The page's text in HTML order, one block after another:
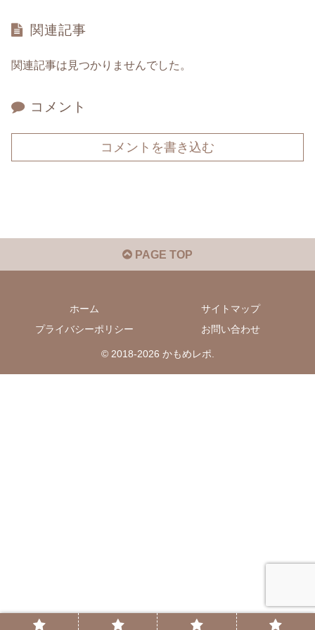
関連記事
関連記事は見つかりませんでした。
コメント
コメントを書き込む
PAGE TOP
ホーム
サイトマップ
プライバシーポリシー
お問い合わせ
© 2018-2026 かもめレポ.